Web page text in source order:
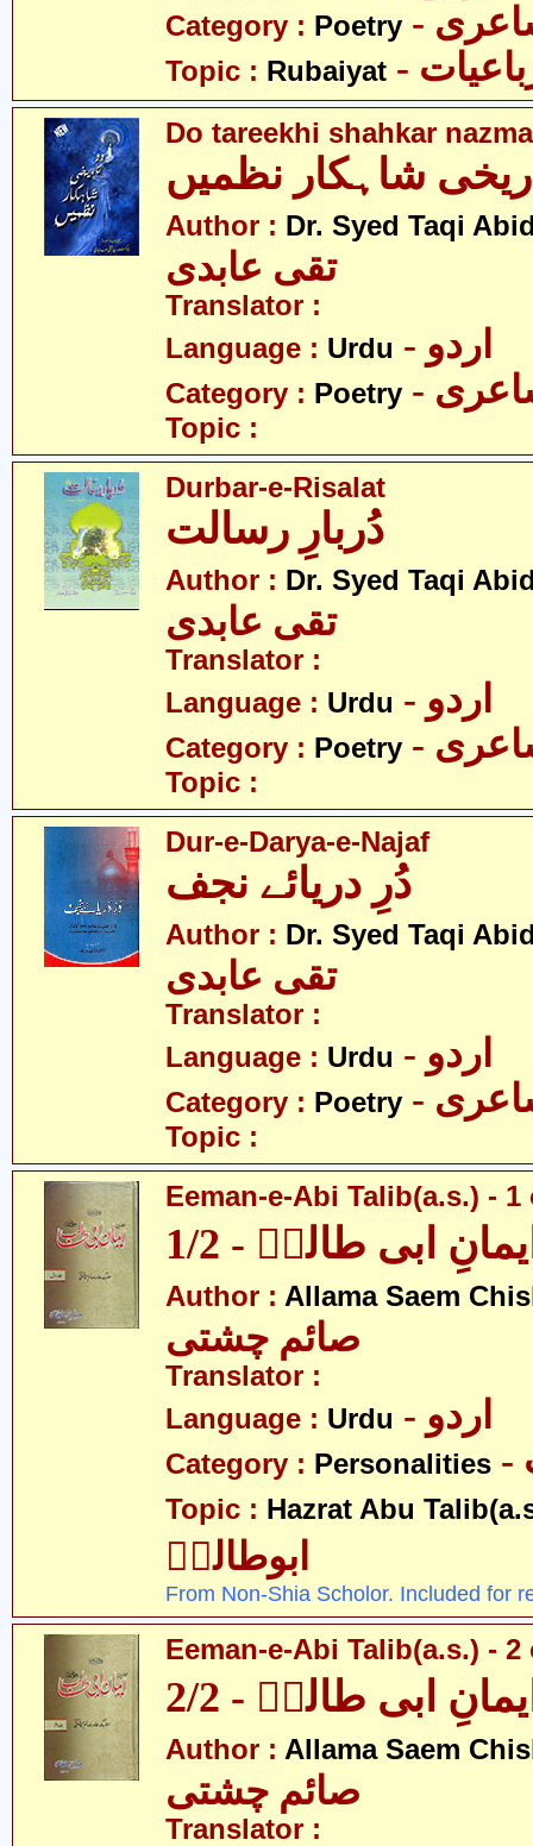
Category : Poetry
Topic : Rubaiyat
Do tareekhi shahkar
شاہکار نظمیں
Author : Dr. Syed Taqi
تقی عابدی
Translator :
Language : Urdu - اردو
Category : Poetry
Topic :
Durbar-e-Risalat
دُربارِ رسالت
Author : Dr. Syed Taqi
تقی عابدی
Translator :
Language : Urdu - اردو
Category : Poetry
Topic :
Dur-e-Darya-e-Najaf
دُرِ دریائے نجف
Author : Dr. Syed Taqi
تقی عابدی
Translator :
Language : Urdu - اردو
Category : Poetry
Topic :
Eeman-e-Abi Talib(a.s.) - 1
ابی طالبؑ - 1/2
Author : Allama Saem
صائم چشتی
Translator :
Language : Urdu - اردو
Category : Personalities
Topic : Hazrat Abu
ابوطالبؑ
From Non-Shia Scholor. Included for
Eeman-e-Abi Talib(a.s.) - 2
ابی طالبؑ - 2/2
Author : Allama Saem
صائم چشتی
Translator :